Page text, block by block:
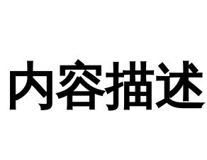
内容描述